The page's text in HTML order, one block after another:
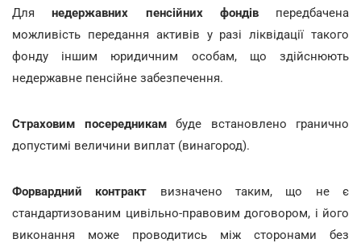
Длянедержавних пенсійних фондівпередбачена
можливість передання активів у разі ліквідації такого
фонду іншим юридичним особам, що здійснюють
недержавне пенсійне забезпечення.
Страховим посередникам буде встановлено гранично
допустимі величини виплат (винагород).
Форвардний контракт визначено таким, що не є
стандартизованим цивільно-правовим договором, і його
виконання може проводитись між сторонами без